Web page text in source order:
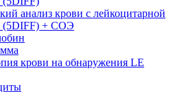
анализ крови с лейкоцитарной
(5DIFF) + СОЭ
крови на обнаружения LE